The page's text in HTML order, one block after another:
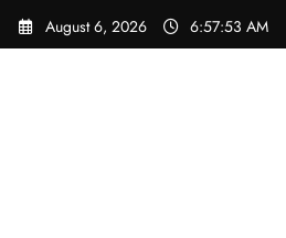
Skip
August 6, 2026 6:57:54 AM